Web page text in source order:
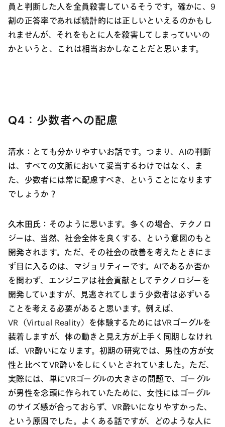
員と判断した人を全員殺害しているそうです。確かに、9
割の正答率であれば統計的には正しいといえるのかもし
れませんが、それをもとに人を殺害してしまっていいの
かというと、これは相当おかしなことだと思います。
Q4：少数者への配慮
清水： とても分かりやすいお話です。つまり、AIの判断
は、すべての文脈において妥当するわけではなく、ま
た、少数者には常に配慮すべき、ということになります
でしょうか？
久木田氏： そのように思います。多くの場合、テクノロ
ジーは、当然、社会全体を良くする、という意図のもと
開発されます。ただ、その社会の改善を考えたときにま
ず目に入るのは、マジョリティーです。AIであるか否か
を問わず、エンジニアは社会貢献としてテクノロジーを
開発していますが、見逃されてしまう少数者は必ずいる
ことを考える必要があると思います。例えば、
VR（Virtual Reality）を体験するためにはVRゴーグルを
装着しますが、体の動きと見え方が上手く同期しなけれ
ば、VR酔いになります。初期の研究では、男性の方が女
性と比べてVR酔いをしにくいとされていました。ただ、
実際には、単にVRゴーグルの大きさの問題で、ゴーグル
が男性を念頭に作られていたために、女性にはゴーグル
のサイズ感が合っておらず、VR酔いになりやすかった、
という原因でした。よくある話ですが、どのような人に